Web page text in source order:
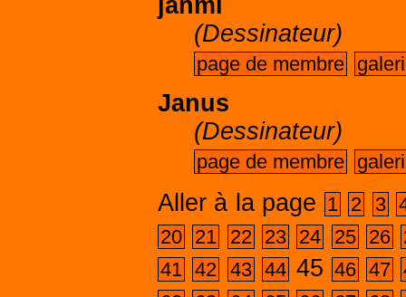
janmi
(Dessinateur)
page de membre
Janus
(Dessinateur)
page de membre
Aller à la page 1 2 3
20 21 22 23 24 25 26
41 42 43 44 45 46 47